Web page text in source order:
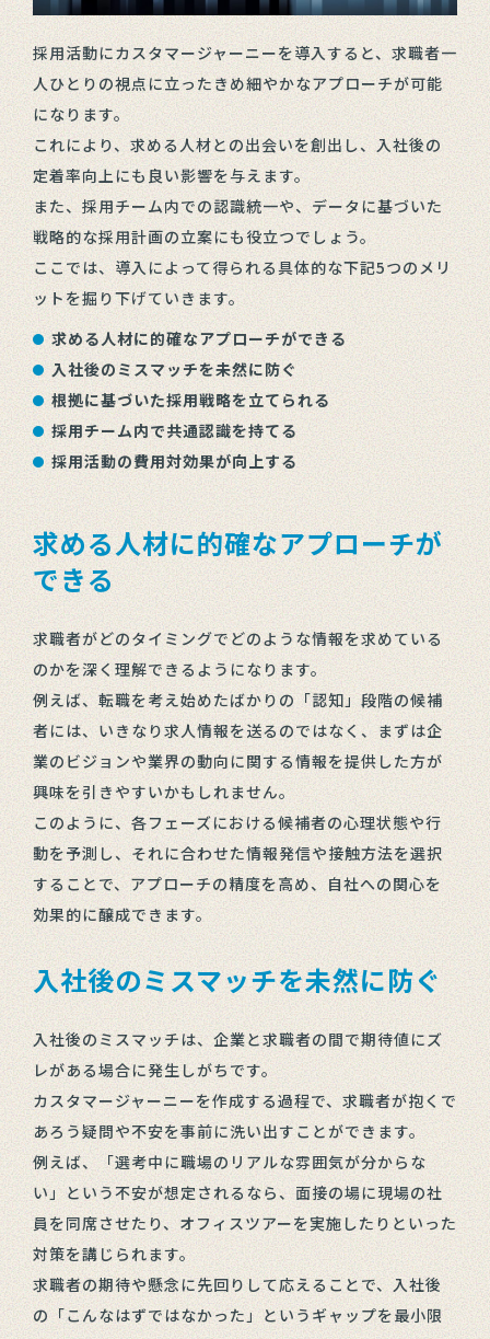
採用活動にカスタマージャーニーを導入すると、求職者一
人ひとりの視点に立ったきめ細やかなアプローチが可能
になります。
これにより、求める人材との出会いを創出し、入社後の
定着率向上にも良い影響を与えます。
また、採用チーム内での認識統一や、データに基づいた
戦略的な採用計画の立案にも役立つでしょう。
ここでは、導入によって得られる具体的な下記5つのメリ
ットを掘り下げていきます。
求める人材に的確なアプローチができる
入社後のミスマッチを未然に防ぐ
根拠に基づいた採用戦略を立てられる
採用チーム内で共通認識を持てる
採用活動の費用対効果が向上する
求める人材に的確なアプローチが
できる
求職者がどのタイミングでどのような情報を求めている
のかを深く理解できるようになります。
例えば、転職を考え始めたばかりの「認知」段階の候補
者には、いきなり求人情報を送るのではなく、まずは企
業のビジョンや業界の動向に関する情報を提供した方が
興味を引きやすいかもしれません。
このように、各フェーズにおける候補者の心理状態や行
動を予測し、それに合わせた情報発信や接触方法を選択
することで、アプローチの精度を高め、自社への関心を
効果的に醸成できます。
入社後のミスマッチを未然に防ぐ
入社後のミスマッチは、企業と求職者の間で期待値にズ
レがある場合に発生しがちです。
カスタマージャーニーを作成する過程で、求職者が抱くで
あろう疑問や不安を事前に洗い出すことができます。
例えば、「選考中に職場のリアルな雰囲気が分からな
い」という不安が想定されるなら、面接の場に現場の社
員を同席させたり、オフィスツアーを実施したりといった
対策を講じられます。
求職者の期待や懸念に先回りして応えることで、入社後
の「こんなはずではなかった」というギャップを最小限